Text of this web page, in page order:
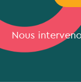
Nous